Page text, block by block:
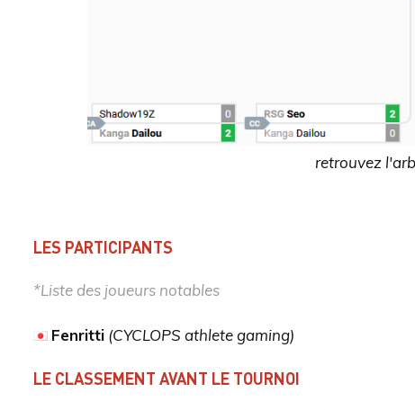
retrouvez
LES PARTICIPANTS
*Liste des joueurs notables
Fenritti (CYCLOPS athlete gaming)
LE CLASSEMENT AVANT LE TOURNOI